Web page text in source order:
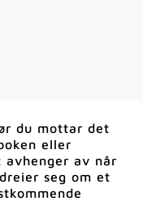
du mottar det
eller
avhenger av når
seg om et